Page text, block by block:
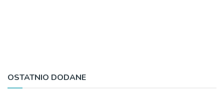
OSTATNIO DODANE